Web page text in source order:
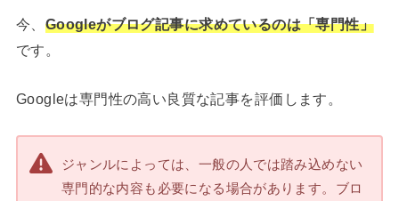
今、 Googleがブログ記事に求めているのは「専門性」
です。
Googleは専門性の高い良質な記事を評価します。
ジャンルによっては、一般の人では踏み込めない
専門的な内容も必要になる場合があります。ブロ